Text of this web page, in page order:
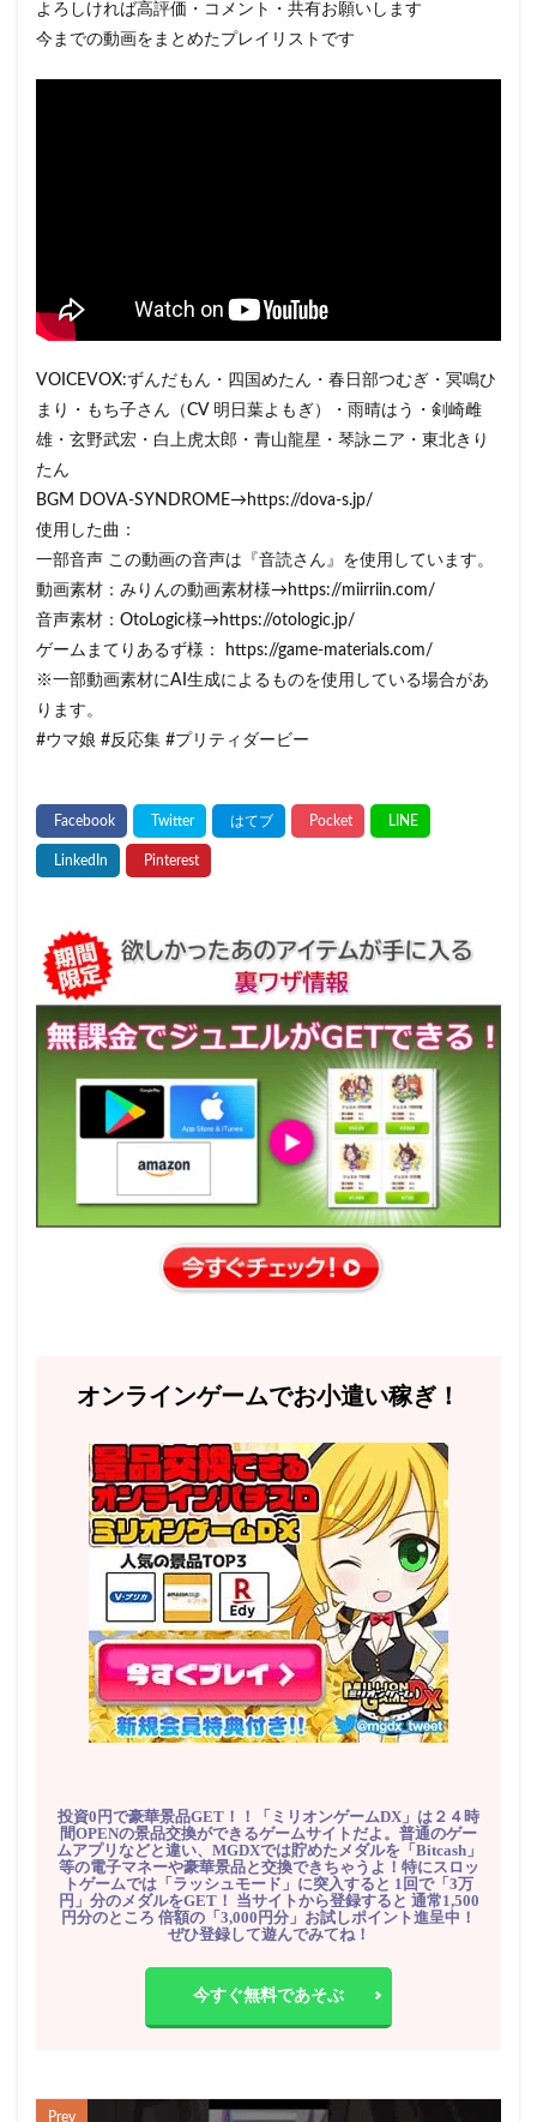
よろしければ高評価・コメント・共有お願いします
今までの動画をまとめたプレイリストです
VOICEVOX:ずんだもん・四国めたん・春日部つむぎ・冥鳴ひ
まり・もち子さん（CV 明日葉よもぎ）・雨晴はう・剣崎雌
雄・玄野武宏・白上虎太郎・青山龍星・琴詠ニア・東北きり
たん
BGM DOVA-SYNDROME→https://dova-s.jp/
使用した曲：
一部音声 この動画の音声は『音読さん』を使用しています。
動画素材：みりんの動画素材様→https://miirriin.com/
音声素材：OtoLogic様→https://otologic.jp/
ゲームまてりあるず様： https://game-materials.com/
※一部動画素材にAI生成によるものを使用している場合があ
ります。
#ウマ娘 #反応集 #プリティダービー
オンラインゲームでお小遣い稼ぎ！
投資0円で豪華景品GET！！「ミリオンゲームDX」は２４時
間OPENの景品交換ができるゲームサイトだよ。普通のゲー
ムアプリなどと違い、MGDXでは貯めたメダルを「Bitcash」
等の電子マネーや豪華景品と交換できちゃうよ！特にスロッ
トゲームでは「ラッシュモード」に突入すると 1回で「3万
円」分のメダルをGET！ 当サイトから登録すると 通常1,500
円分のところ 倍額の「3,000円分」お試しポイント進呈中！
ぜひ登録して遊んでみてね！
今すぐ無料であそぶ
Prev